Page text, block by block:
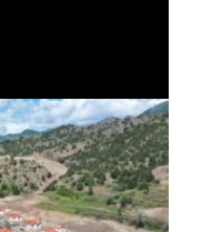
available